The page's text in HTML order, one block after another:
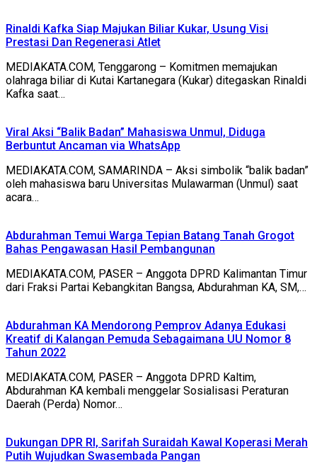
Rinaldi Kafka Siap Majukan Biliar Kukar, Usung Visi
Prestasi Dan Regenerasi Atlet
MEDIAKATA.COM, Tenggarong – Komitmen memajukan
olahraga biliar di Kutai Kartanegara (Kukar) ditegaskan Rinaldi
Kafka saat…
Viral Aksi “Balik Badan” Mahasiswa Unmul, Diduga
Berbuntut Ancaman via WhatsApp
MEDIAKATA.COM, SAMARINDA – Aksi simbolik “balik badan”
oleh mahasiswa baru Universitas Mulawarman (Unmul) saat
acara…
Abdurahman Temui Warga Tepian Batang Tanah Grogot
Bahas Pengawasan Hasil Pembangunan
MEDIAKATA.COM, PASER – Anggota DPRD Kalimantan Timur
dari Fraksi Partai Kebangkitan Bangsa, Abdurahman KA, SM,…
Abdurahman KA Mendorong Pemprov Adanya Edukasi
Kreatif di Kalangan Pemuda Sebagaimana UU Nomor 8
Tahun 2022
MEDIAKATA.COM, PASER – Anggota DPRD Kaltim,
Abdurahman KA kembali menggelar Sosialisasi Peraturan
Daerah (Perda) Nomor…
Dukungan DPR RI, Sarifah Suraidah Kawal Koperasi Merah
Putih Wujudkan Swasembada Pangan